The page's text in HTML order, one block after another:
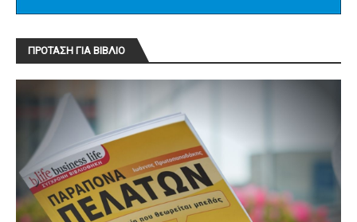
ΠΡΟΤΑΣΗ ΓΙΑ ΒΙΒΛΙΟ